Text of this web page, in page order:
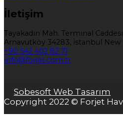
İletişim
Tayakadın Mah. Terminal
Arnavutköy 34283, İstanbul
+90 542 402 82 71
info@forjet.com.tr
Sobesoft Web Tasarım
Copyright 2022 © Forjet